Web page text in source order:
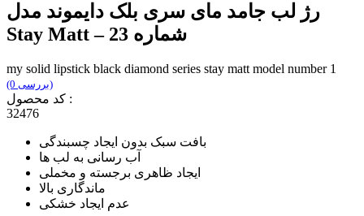
رژ لب جامد مای سری بلک دایموند مدل
Stay Matt – شماره 23
my solid lipstick black diamond series stay matt model number 1
(0 بررسی)
کد محصول :
32476
بافت سبک بدون ایجاد چسبندگی
آب رسانی به لب ها
ایجاد ظاهری برجسته و مخملی
ماندگاری بالا
عدم ایجاد خشکی